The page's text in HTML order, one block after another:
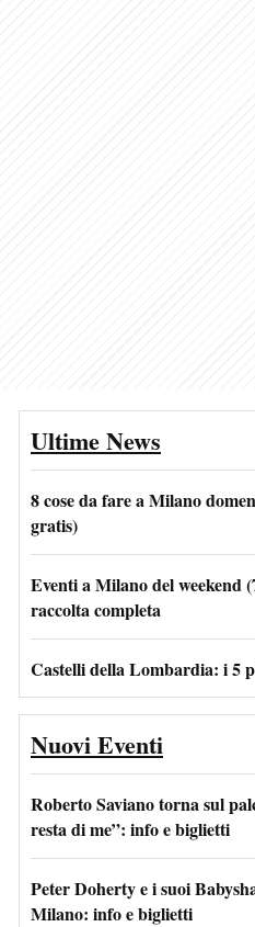
Ultime News
8 cose da fare a Milano
gratis)
Eventi a Milano del weekend
raccolta completa
Castelli della Lombardia: i 5
Nuovi Eventi
Roberto Saviano torna sul
resta di me”: info e biglietti
Peter Doherty e i suoi
Milano: info e biglietti